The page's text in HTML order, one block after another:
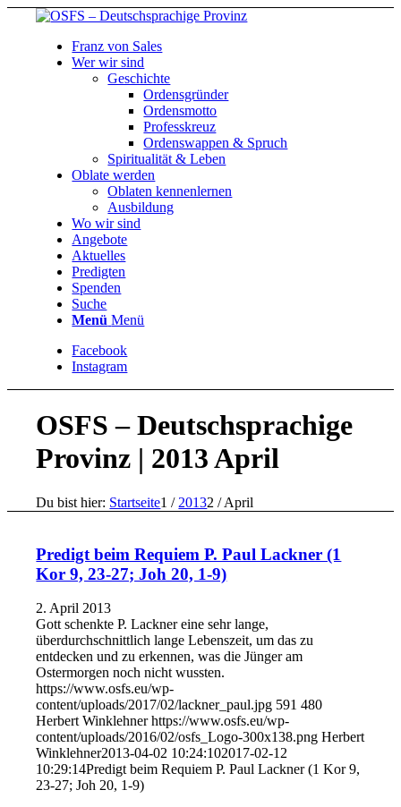
Franz von Sales
Wer wir sind
Geschichte
Ordensgründer
Ordensmotto
Professkreuz
Ordenswappen & Spruch
Spiritualität & Leben
Oblate werden
Oblaten kennenlernen
Ausbildung
Wo wir sind
Angebote
Aktuelles
Predigten
Spenden
Suche
Menü Menü
Facebook
Instagram
OSFS – Deutschsprachige
Provinz | 2013 April
Du bist hier: Startseite1 / 20132 / April
Predigt beim Requiem P. Paul Lackner (1
Kor 9, 23-27; Joh 20, 1-9)
2. April 2013
Gott schenkte P. Lackner eine sehr lange,
überdurchschnittlich lange Lebenszeit, um das zu
entdecken und zu erkennen, was die Jünger am
Ostermorgen noch nicht wussten.
https://www.osfs.eu/wp-
content/uploads/2017/02/lackner_paul.jpg 591 480
Herbert Winklehner https://www.osfs.eu/wp-
content/uploads/2016/02/osfs_Logo-300x138.png Herbert
Winklehner2013-04-02 10:24:102017-02-12
10:29:14Predigt beim Requiem P. Paul Lackner (1 Kor 9,
23-27; Joh 20, 1-9)